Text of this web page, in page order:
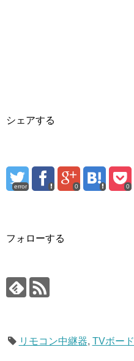
シェアする
error 0 0
フォローする
リモコン中継器, TVボード